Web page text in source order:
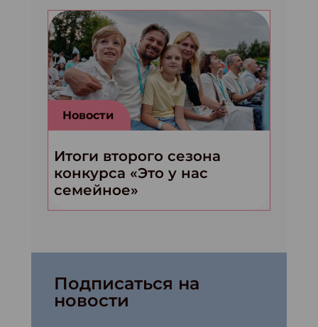
Новости
Итоги второго сезона
конкурса «Это у нас
семейное»
Подписаться на
новости